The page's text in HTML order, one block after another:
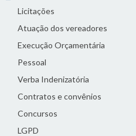
Licitações
Atuação dos vereadores
Execução Orçamentária
Pessoal
Verba Indenizatória
Contratos e convênios
Concursos
LGPD